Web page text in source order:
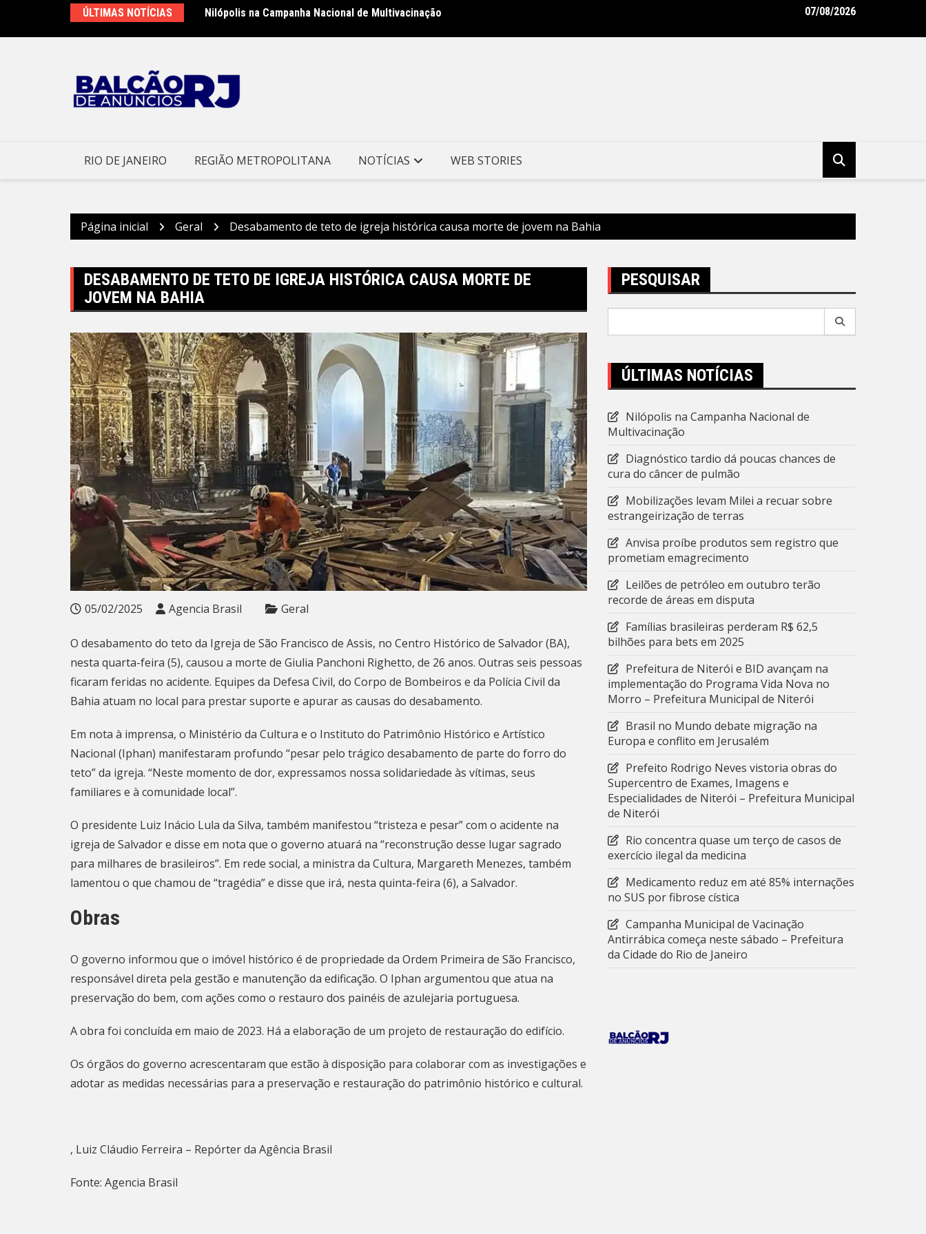
o
ÚLTIMAS NOTÍCIAS Nilópolis na Campanha Nacional de Multivacinação
Prefeitura de Niterói e BID avançam na implementação do Programa
07/08/2026
RIO DE JANEIRO REGIÃO METROPOLITANA NOTÍCIAS WEB STORIES
Página inicial Geral Desabamento de teto de igreja histórica causa morte de jovem na Bahia
DESABAMENTO DE TETO DE IGREJA HISTÓRICA CAUSA MORTE DE
JOVEM NA BAHIA
05/02/2025 Agencia Brasil Geral
O desabamento do teto da Igreja de São Francisco de Assis, no Centro Histórico de Salvador (BA),
nesta quarta-feira (5), causou a morte de Giulia Panchoni Righetto, de 26 anos. Outras seis pessoas
ficaram feridas no acidente. Equipes da Defesa Civil, do Corpo de Bombeiros e da Polícia Civil da
Bahia atuam no local para prestar suporte e apurar as causas do desabamento.
Em nota à imprensa, o Ministério da Cultura e o Instituto do Patrimônio Histórico e Artístico
Nacional (Iphan) manifestaram profundo “pesar pelo trágico desabamento de parte do forro do
teto” da igreja. “Neste momento de dor, expressamos nossa solidariedade às vítimas, seus
familiares e à comunidade local”.
O presidente Luiz Inácio Lula da Silva, também manifestou “tristeza e pesar” com o acidente na
igreja de Salvador e disse em nota que o governo atuará na “reconstrução desse lugar sagrado
para milhares de brasileiros”. Em rede social, a ministra da Cultura, Margareth Menezes, também
lamentou o que chamou de “tragédia” e disse que irá, nesta quinta-feira (6), a Salvador.
Obras
O governo informou que o imóvel histórico é de propriedade da Ordem Primeira de São Francisco,
responsável direta pela gestão e manutenção da edificação. O Iphan argumentou que atua na
preservação do bem, com ações como o restauro dos painéis de azulejaria portuguesa.
A obra foi concluída em maio de 2023. Há a elaboração de um projeto de restauração do edifício.
Os órgãos do governo acrescentaram que estão à disposição para colaborar com as investigações e
adotar as medidas necessárias para a preservação e restauração do patrimônio histórico e cultural.
, Luiz Cláudio Ferreira – Repórter da Agência Brasil
Fonte: Agencia Brasil
PESQUISAR
ÚLTIMAS NOTÍCIAS
Nilópolis na Campanha Nacional de
Multivacinação
Diagnóstico tardio dá poucas chances de
cura do câncer de pulmão
Mobilizações levam Milei a recuar sobre
estrangeirização de terras
Anvisa proíbe produtos sem registro que
prometiam emagrecimento
Leilões de petróleo em outubro terão
recorde de áreas em disputa
Famílias brasileiras perderam R$ 62,5
bilhões para bets em 2025
Prefeitura de Niterói e BID avançam na
implementação do Programa Vida Nova no
Morro – Prefeitura Municipal de Niterói
Brasil no Mundo debate migração na
Europa e conflito em Jerusalém
Prefeito Rodrigo Neves vistoria obras do
Supercentro de Exames, Imagens e
Especialidades de Niterói – Prefeitura Municipal
de Niterói
Rio concentra quase um terço de casos de
exercício ilegal da medicina
Medicamento reduz em até 85% internações
no SUS por fibrose cística
Campanha Municipal de Vacinação
Antirrábica começa neste sábado – Prefeitura
da Cidade do Rio de Janeiro